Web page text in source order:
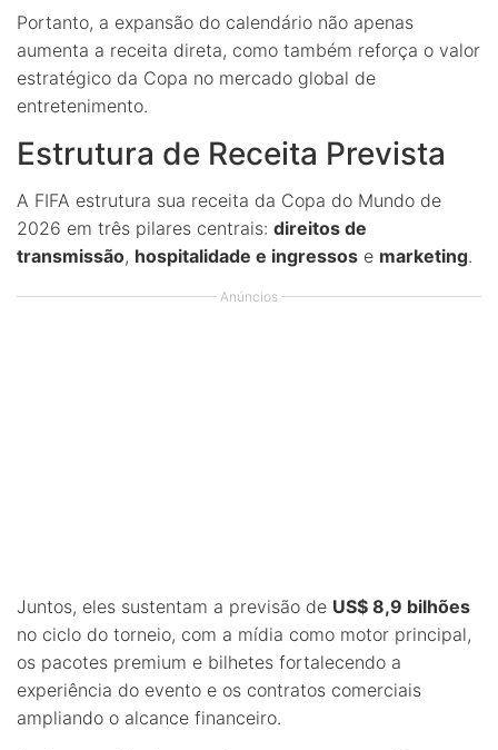
Portanto, a expansão do calendário não apenas
aumenta a receita direta, como também reforça o valor
estratégico da Copa no mercado global de
entretenimento.
Estrutura de Receita Prevista
A FIFA estrutura sua receita da Copa do Mundo de
2026 em três pilares centrais: direitos de
transmissão, hospitalidade e ingressos e marketing.
Anúncios
Juntos, eles sustentam a previsão de US$ 8,9 bilhões
no ciclo do torneio, com a mídia como motor principal,
os pacotes premium e bilhetes fortalecendo a
experiência do evento e os contratos comerciais
ampliando o alcance financeiro.